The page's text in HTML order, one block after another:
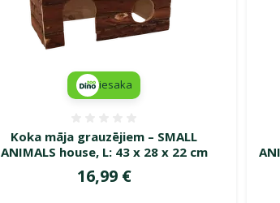
Koka māja grauzējiem – SMALL
ANIMALS house, L: 43 x 28 x 22 cm
Cena
16,99 €
iesaka